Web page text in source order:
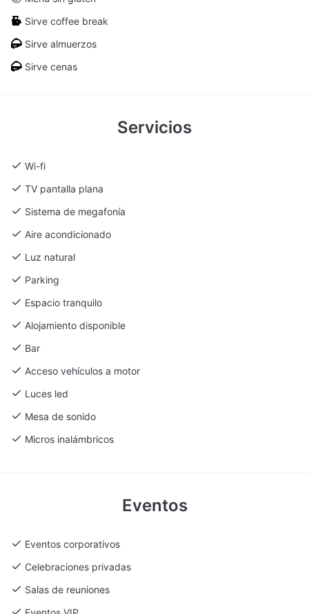
eventos inflexibles, ya sean reuniones de empresa o
celebraciones privadas, y se adaptan a exigencias de marca,
dietéticas o temáticas.
Sirve coffee break
Sirve almuerzos
Sirve cenas
Servicios
Wi-fi
TV pantalla plana
Sistema de megafonía
Aire acondicionado
Luz natural
Parking
Espacio tranquilo
Alojamiento disponible
Bar
Acceso vehículos a motor
Luces led
Mesa de sonido
Micros inalámbricos
Eventos
Eventos corporativos
Celebraciones privadas
Salas de reuniones